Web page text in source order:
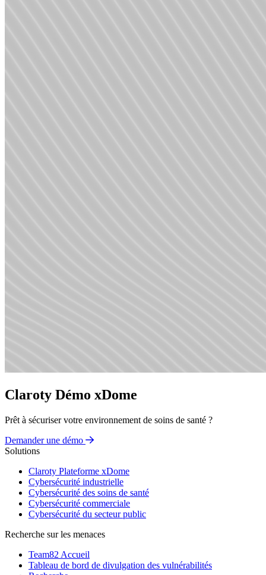
Claroty Démo xDome
Prêt à sécuriser votre environnement de soins de santé ?
Demander une démo
Solutions
Claroty Plateforme xDome
Cybersécurité industrielle
Cybersécurité des soins de santé
Cybersécurité commerciale
Cybersécurité du secteur public
Recherche sur les menaces
Team82 Accueil
Tableau de bord de divulgation des vulnérabilités